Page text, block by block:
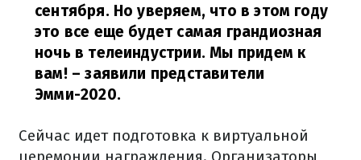
сентября. Но уверяем, что в этом году
это все еще будет самая грандиозная
ночь в телеиндустрии. Мы придем к
вам!– заявили представители
Эмми-2020.
Сейчас идет подготовка к виртуальной